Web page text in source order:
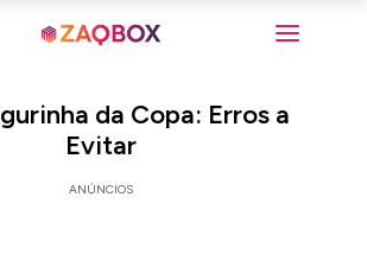
da Copa: Erros a
Evitar
ANÚNCIOS